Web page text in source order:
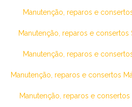
Manutenção, reparos e
Manutenção, reparos e consertos
Manutenção, reparos e
Manutenção, reparos e consertos
Manutenção, reparos e consertos